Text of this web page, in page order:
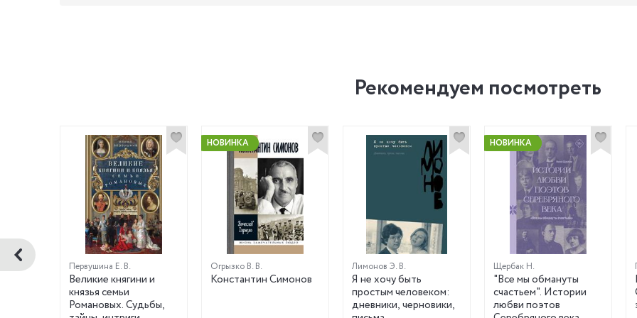
Рекомендуем посмотреть
Первушина Е. В.
Великие княгини и
князья семьи
Романовых. Судьбы,
НОВИНКА
Огрызко В. В.
Константин Симонов
Лимонов Э. В.
Я не хочу быть
простым человеком:
дневники, черновики,
НОВИНКА
Щербак Н.
"Все мы обмануты
счастьем". Истории
любви поэтов